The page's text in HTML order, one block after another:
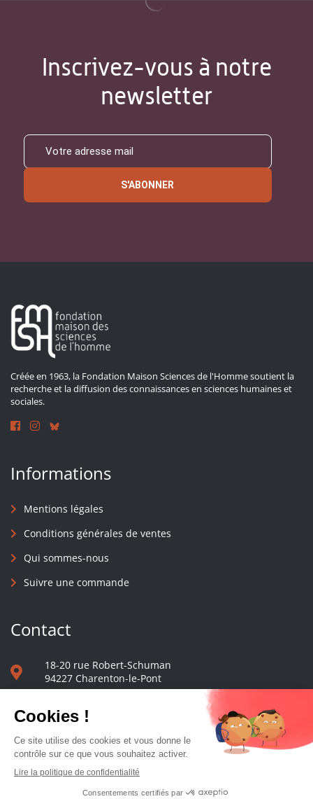
Inscrivez-vous à notre
newsletter
S'ABONNER
Créée en 1963, la Fondation Maison Sciences de l'Homme soutient la
recherche et la diffusion des connaissances en sciences humaines et
sociales.
Informations
Mentions légales
Conditions générales de ventes
Qui sommes-nous
Suivre une commande
Contact
18-20 rue Robert-Schuman
94227 Charenton-le-Pont